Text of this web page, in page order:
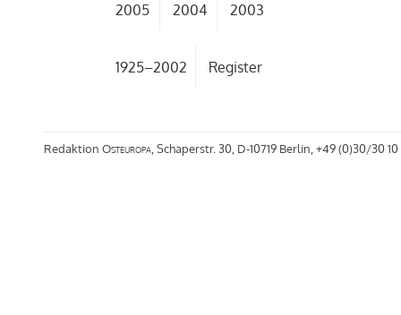
2005 2004 2003
1925–2002 Register
Redaktion Osteuropa, Schaperstr. 30, D-10719 Berlin, +49 (0)30/30